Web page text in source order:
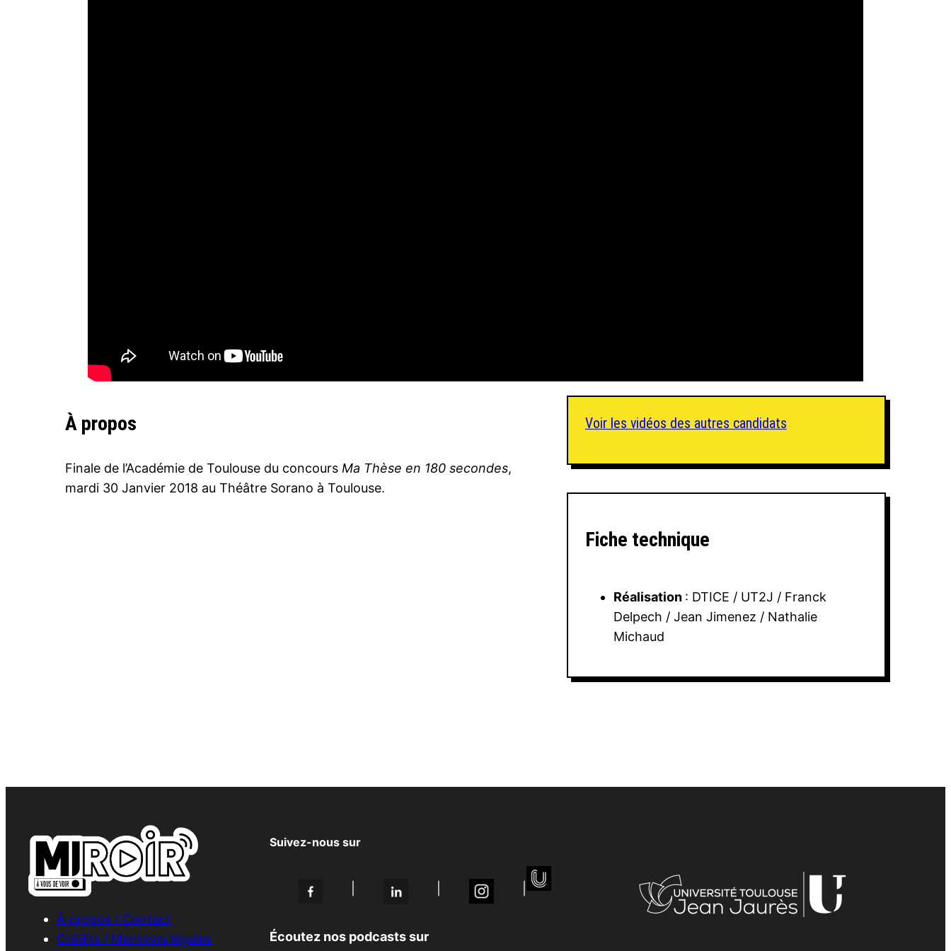
À propos
Finale de l’Académie de Toulouse du concours Ma Thèse en 180 secondes,
mardi 30 Janvier 2018 au Théâtre Sorano à Toulouse.
Voir les vidéos des autres candidats
Fiche technique
Réalisation : DTICE / UT2J / Franck
Delpech / Jean Jimenez / Nathalie
Michaud
À propos / Contact
Crédits / Mentions légales
Suivez-nous sur
Écoutez nos podcasts sur